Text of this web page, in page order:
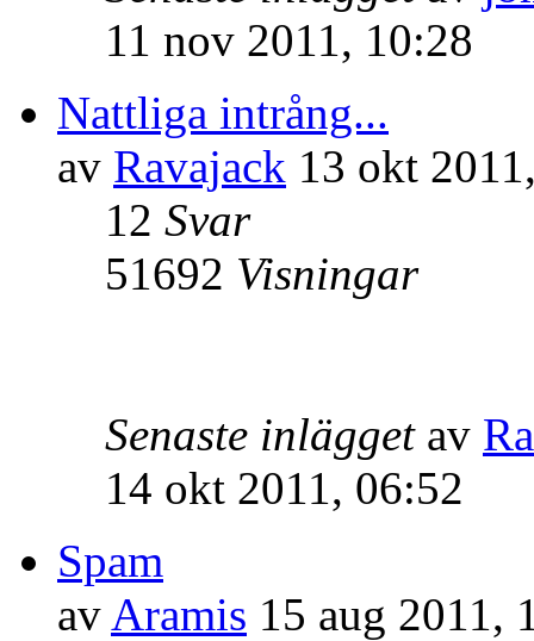
11 nov 2011, 10:28
Nattliga intrång...
av Ravajack 13 okt
12 Svar
51692 Visningar
Senaste inlägget av
14 okt 2011, 06:52
Spam
av Aramis 15 aug 2011,